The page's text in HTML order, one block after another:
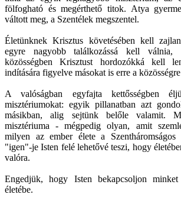
fölfogható és megérthető titok. Atya
váltott meg, a Szentélek megszentel.
Életünknek Krisztus követésében kell
egyre nagyobb találkozássá kell
közösségben Krisztust hordozókká kell
indítására figyelve másokat is erre a
A valóságban egyfajta kettősségben
misztériumokat: egyik pillanatban azt
másikban, alig sejtünk belőle valamit.
misztériuma - mégpedig olyan, amit
milyen az ember élete a
"igen"-je Isten felé lehetővé teszi, hogy
valóra.
Engedjük, hogy Isten bekapcsoljon minket
életébe.